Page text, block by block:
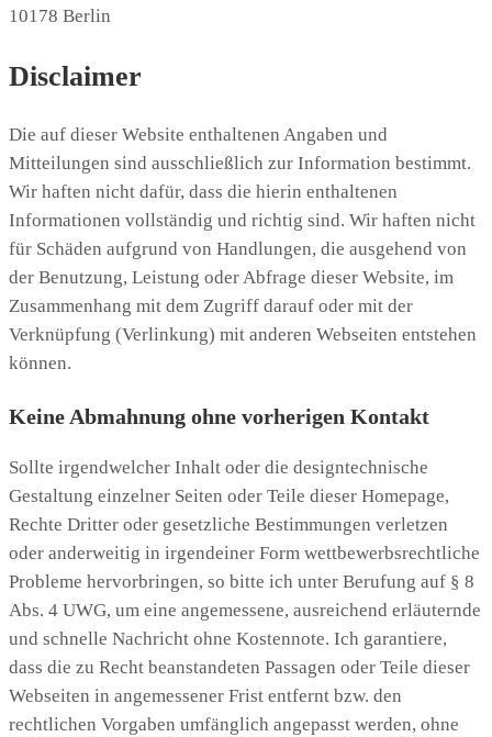
10178 Berlin
Disclaimer
Die auf dieser Website enthaltenen Angaben und
Mitteilungen sind ausschließlich zur Information bestimmt.
Wir haften nicht dafür, dass die hierin enthaltenen
Informationen vollständig und richtig sind. Wir haften nicht
für Schäden aufgrund von Handlungen, die ausgehend von
der Benutzung, Leistung oder Abfrage dieser Website, im
Zusammenhang mit dem Zugriff darauf oder mit der
Verknüpfung (Verlinkung) mit anderen Webseiten entstehen
können.
Keine Abmahnung ohne vorherigen Kontakt
Sollte irgendwelcher Inhalt oder die designtechnische
Gestaltung einzelner Seiten oder Teile dieser Homepage,
Rechte Dritter oder gesetzliche Bestimmungen verletzen
oder anderweitig in irgendeiner Form wettbewerbsrechtliche
Probleme hervorbringen, so bitte ich unter Berufung auf § 8
Abs. 4 UWG, um eine angemessene, ausreichend erläuternde
und schnelle Nachricht ohne Kostennote. Ich garantiere,
dass die zu Recht beanstandeten Passagen oder Teile dieser
Webseiten in angemessener Frist entfernt bzw. den
rechtlichen Vorgaben umfänglich angepasst werden, ohne